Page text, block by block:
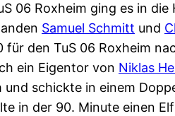
06 Roxheim ging es in
Samuel Schmitt und
für den TuS 06 Roxheim
ein Eigentor von Niklas
schickte in einem
in der 90. Minute einen